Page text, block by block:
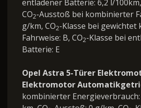
entladener Batterie: 6,2 l/
CO2-Ausstoß bei kombinierter
g/km, CO2-Klasse bei
Fahrweise: B, CO2-Klasse bei
Batterie: E
Opel Astra 5-Türer
Elektromotor
kombinierter